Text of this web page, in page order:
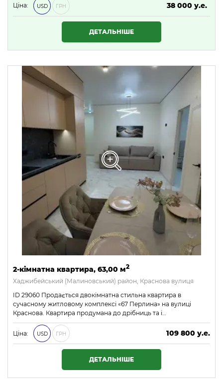
Ціна: USD ГРН
38 000 у.е.
1 634 000 ₴
ДЕТАЛЬНІШЕ
2-кімнатна квартира, 63,00 м2
Хаджибейський (Малиновський) район, Краснова вулиця
ID 29060 Продається двокімнатна стильна квартира в
сучасному житловому комплексі «67 Перлина» на вулиці
Краснова. Квартира продумана до дрібниць та і…
Ціна: USD ГРН
109 800 у.е.
4 721 400 ₴
ДЕТАЛЬНІШЕ